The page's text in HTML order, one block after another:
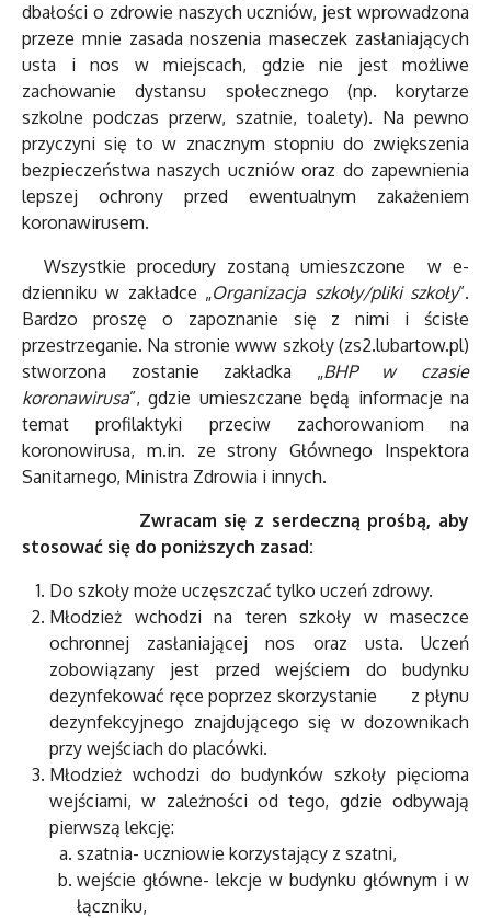
dbałości o zdrowie naszych uczniów, jest wprowadzona
przeze mnie zasada noszenia maseczek zasłaniających
usta i nos w miejscach, gdzie nie jest możliwe
zachowanie dystansu społecznego (np. korytarze
szkolne podczas przerw, szatnie, toalety). Na pewno
przyczyni się to w znacznym stopniu do zwiększenia
bezpieczeństwa naszych uczniów oraz do zapewnienia
lepszej ochrony przed ewentualnym zakażeniem
koronawirusem.
Wszystkie procedury zostaną umieszczone w e-
dzienniku w zakładce „Organizacja szkoły/pliki szkoły”.
Bardzo proszę o zapoznanie się z nimi i ścisłe
przestrzeganie. Na stronie www szkoły (zs2.lubartow.pl)
stworzona zostanie zakładka „BHP w czasie
koronawirusa”, gdzie umieszczane będą informacje na
temat profilaktyki przeciw zachorowaniom na
koronowirusa, m.in. ze strony Głównego Inspektora
Sanitarnego, Ministra Zdrowia i innych.
Zwracam się z serdeczną prośbą, aby
stosować się do poniższych zasad:
Do szkoły może uczęszczać tylko uczeń zdrowy.
Młodzież wchodzi na teren szkoły w maseczce
ochronnej zasłaniającej nos oraz usta. Uczeń
zobowiązany jest przed wejściem do budynku
dezynfekować ręce poprzez skorzystanie z płynu
dezynfekcyjnego znajdującego się w dozownikach
przy wejściach do placówki.
Młodzież wchodzi do budynków szkoły pięcioma
wejściami, w zależności od tego, gdzie odbywają
pierwszą lekcję:
szatnia- uczniowie korzystający z szatni,
wejście główne- lekcje w budynku głównym i w
łączniku,